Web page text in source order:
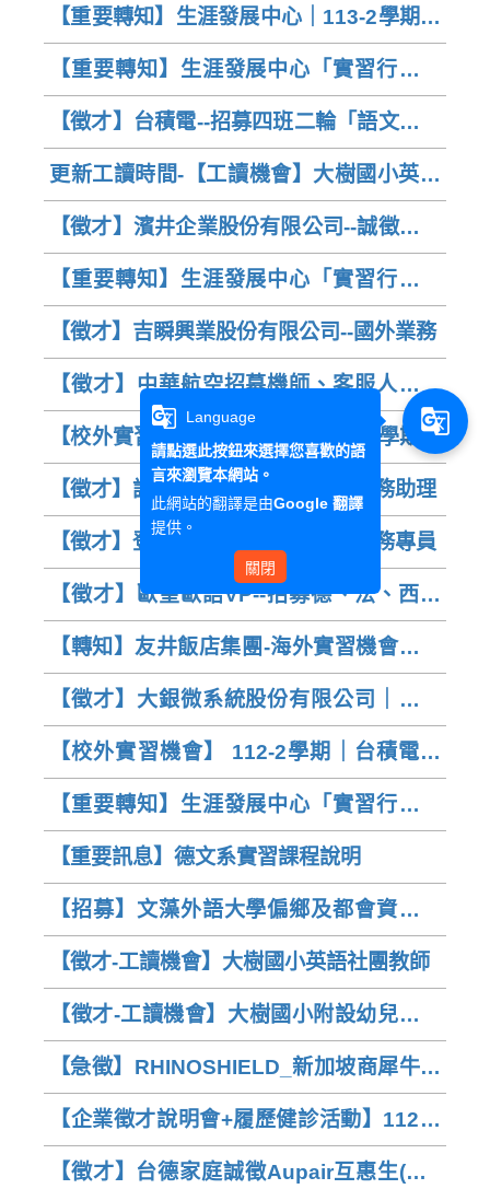
【重要轉知】生涯發展中心｜113-2學期實
習職缺資訊
【重要轉知】生涯發展中心「實習行前說
明會」｜有意申請實習的德文系同學請務
必擇一場參加
【徵才】台積電--招募四班二輪「語文」專
才正職技術員
更新工讀時間-【工讀機會】大樹國小英語
社團教師（113學年度）
【徵才】濱井企業股份有限公司--誠徵國貿
人員、國貿助理
【重要轉知】生涯發展中心「實習行前說
明會」--有意申請實習的德文系同學請務必
擇一場參加
【徵才】吉瞬興業股份有限公司--國外業務
【徵才】中華航空招募機師、客服人員、
財會人員、資訊工程師及修護員
【校外實習機會】 113學年、113-1學期｜
登泰國際物流有限公司 (報名至:113年5月
17日中午12:00前)
【徵才】詮特科技股份有限公司--業務助理
【徵才】登泰國際物流有限公司--業務專員
【徵才】歐皇歐語VP--招募德、法、西、
日、韓兼任教師
【轉知】友井飯店集團-海外實習機會說明
會
【徵才】大銀微系統股份有限公司｜招募
國外業務人員(歐洲市場-德文/西文)
【校外實習機會】 112-2學期｜台積電實
習職缺 (報名至:112年12月6日前)
【重要轉知】生涯發展中心「實習行前說
明會」--有意申請實習的德文系同學請務必
擇一場參加
【重要訊息】德文系實習課程說明
【招募】文藻外語大學偏鄉及都會資源困
境區學童數位學伴
【徵才-工讀機會】大樹國小英語社團教師
【徵才-工讀機會】大樹國小附設幼兒園課
後社團教師
【急徵】RHINOSHIELD_新加坡商犀牛盾
科技股份有限公司 German Customer
Care
【企業徵才說明會+履歷健診活動】112年
6月7日(三) Hour Loop 飛輪電商有限公司
【徵才】台德家庭誠徵Aupair互惠生(Oct
g_translate
Language
請點選此按鈕來選擇您喜歡的語
言來瀏覽本網站。
此網站的翻譯是由Google 翻譯
提供。
關閉
g_translate